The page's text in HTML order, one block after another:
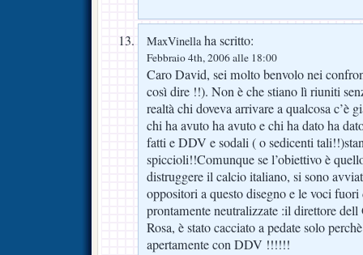
MaxVinellaha scritto:
Febbraio 4th, 2006 alle 18:00
Caro David, sei molto benvolo nei
così dire !!). Non è che stiano lì riuniti
realtà chi doveva arrivare a qualcosa c’è
chi ha avuto ha avuto e chi ha dato ha
fatti e DDV e sodali ( o sedicenti
spiccioli!!Comunque se l’obiettivo è
distruggere il calcio italiano, si sono
oppositori a questo disegno e le voci
prontamente neutralizzate :il direttore
Rosa, è stato cacciato a pedate solo
apertamente con DDV !!!!!!